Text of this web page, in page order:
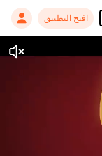
افتح التطبيق